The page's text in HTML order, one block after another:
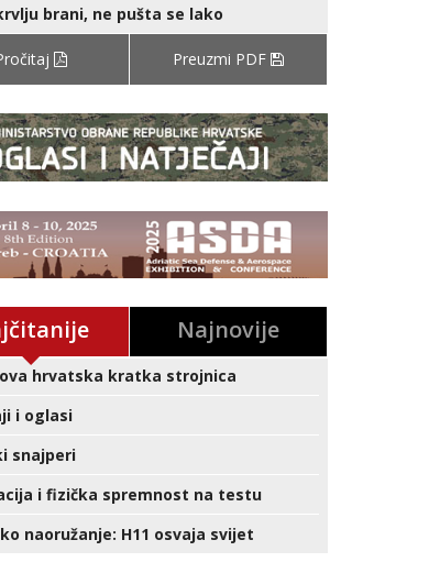
brani, ne pušta se lako
Preuzmi PDF
Najnovije
hrvatska kratka strojnica
i oglasi
snajperi
i fizička spremnost na testu
naoružanje: H11 osvaja svijet